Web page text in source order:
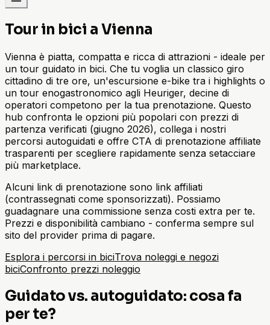
Tour in bici a Vienna
Vienna è piatta, compatta e ricca di attrazioni - ideale per
un tour guidato in bici. Che tu voglia un classico giro
cittadino di tre ore, un'escursione e-bike tra i highlights o
un tour enogastronomico agli Heuriger, decine di
operatori competono per la tua prenotazione. Questo
hub confronta le opzioni più popolari con prezzi di
partenza verificati (giugno 2026), collega i nostri
percorsi autoguidati e offre CTA di prenotazione affiliate
trasparenti per scegliere rapidamente senza setacciare
più marketplace.
Alcuni link di prenotazione sono link affiliati
(contrassegnati come sponsorizzati). Possiamo
guadagnare una commissione senza costi extra per te.
Prezzi e disponibilità cambiano - conferma sempre sul
sito del provider prima di pagare.
Esplora i percorsi in biciTrova noleggi e negozi
biciConfronto prezzi noleggio
Guidato vs. autoguidato: cosa fa
per te?